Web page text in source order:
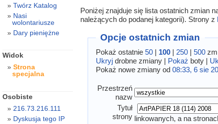
Poniżej znajduje się lista ostatnich zmian
należących do podanej kategorii). Strony z
Opcje ostatnich zmian
Pokaż ostatnie 50| 100| 250| 500
Ukryjdrobne zmiany | Pokaż boty |
Pokaż nowe zmiany od 08:33, 6 sie
Przestrzeń
nazw
Tytuł
strony linkowanych, a na
Twórz Katalog
Nasi
wolontariusze
Dary pieniężne
Widok
Strona
specjalna
Osobiste
216.73.216.111
Dyskusja tego IP